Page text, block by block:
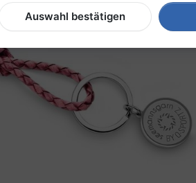
Auswahl bestätigen